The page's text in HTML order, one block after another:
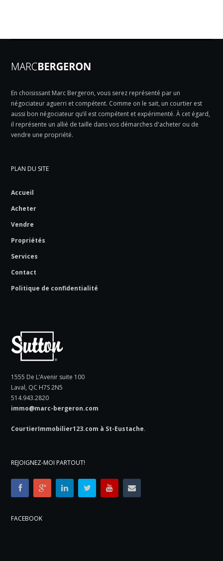
En choisissant Marc Bergeron, vous serez représenté par un
négociateur aguerri et compétent. Comme on le sait, un courtier est
aussi bon négociateur qu’il est compétent et expérimenté. À cet égard,
il représente un allié de taille dans vos démarches d'acheter ou de
vendre une propriété.
PLAN DU SITE
Accueil
Acheter
Vendre
Propriétés
Services
Contact
Politique de confidentialité
1555 De L’Avenir suite 100
Laval, QC H7S 2N5
514.943.2820
immo@marc-bergeron.com
CourtierImmobilier123.com à St-Eustache.
REJOIGNEZ-MOI PARTOUT!
FACEBOOK